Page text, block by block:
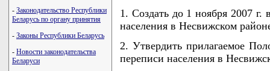
- Законодательство Республики
Беларусь по органу принятия
- Законы Республики Беларусь
- Новости законодательства
Беларуси
1. Создать до 1 ноября 2007
населения в Несвижском
2. Утвердить прилагаемое
переписи населения в